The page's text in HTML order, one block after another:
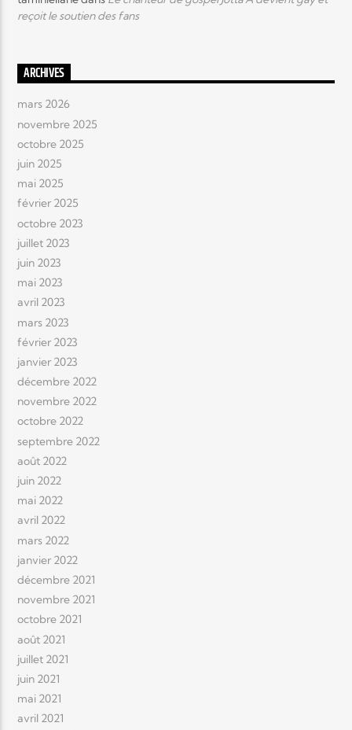
reçoit le soutien des fans
ARCHIVES
mars 2026
novembre 2025
octobre 2025
juin 2025
mai 2025
février 2025
octobre 2023
juillet 2023
juin 2023
mai 2023
avril 2023
mars 2023
février 2023
janvier 2023
décembre 2022
novembre 2022
octobre 2022
septembre 2022
août 2022
juin 2022
mai 2022
avril 2022
mars 2022
janvier 2022
décembre 2021
novembre 2021
octobre 2021
août 2021
juillet 2021
juin 2021
mai 2021
avril 2021